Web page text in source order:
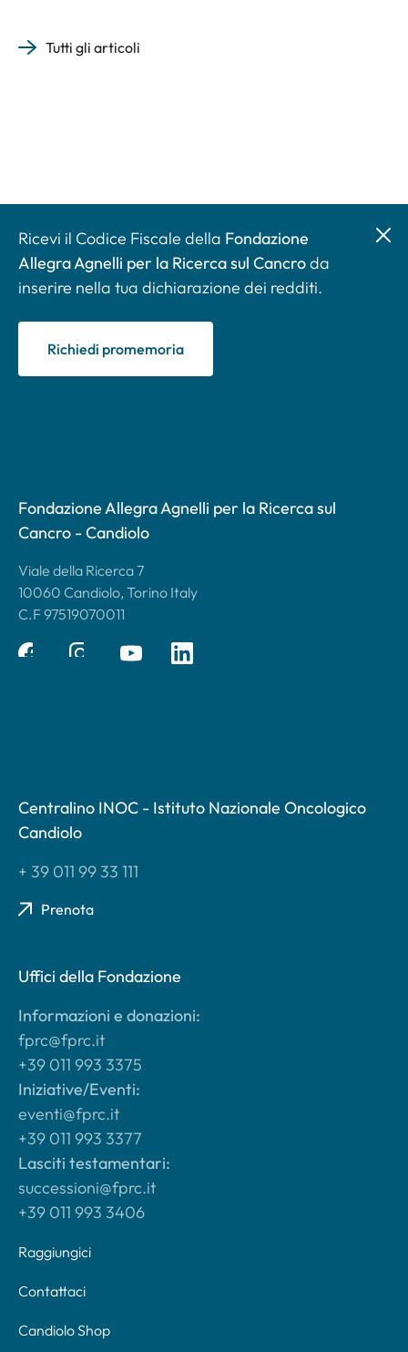
Tutti gli articoli
Ricevi il Codice Fiscale della Fondazione
Allegra Agnelli per la Ricerca sul Cancroda
inserire nella tua dichiarazione dei redditi.
Richiedi promemoria
Fondazione Allegra Agnelli per la Ricerca sul
Cancro - Candiolo
Viale della Ricerca 7
10060 Candiolo, Torino Italy
C.F 97519070011
Centralino INOC - Istituto Nazionale Oncologico
Candiolo
+ 39 011 99 33 111
Prenota
Uffici della Fondazione
Informazioni e donazioni:
fprc@fprc.it
+39 011 993 3375
Iniziative/Eventi:
eventi@fprc.it
+39 011 993 3377
Lasciti testamentari:
successioni@fprc.it
+39 011 993 3406
Raggiungici
Contattaci
Candiolo Shop